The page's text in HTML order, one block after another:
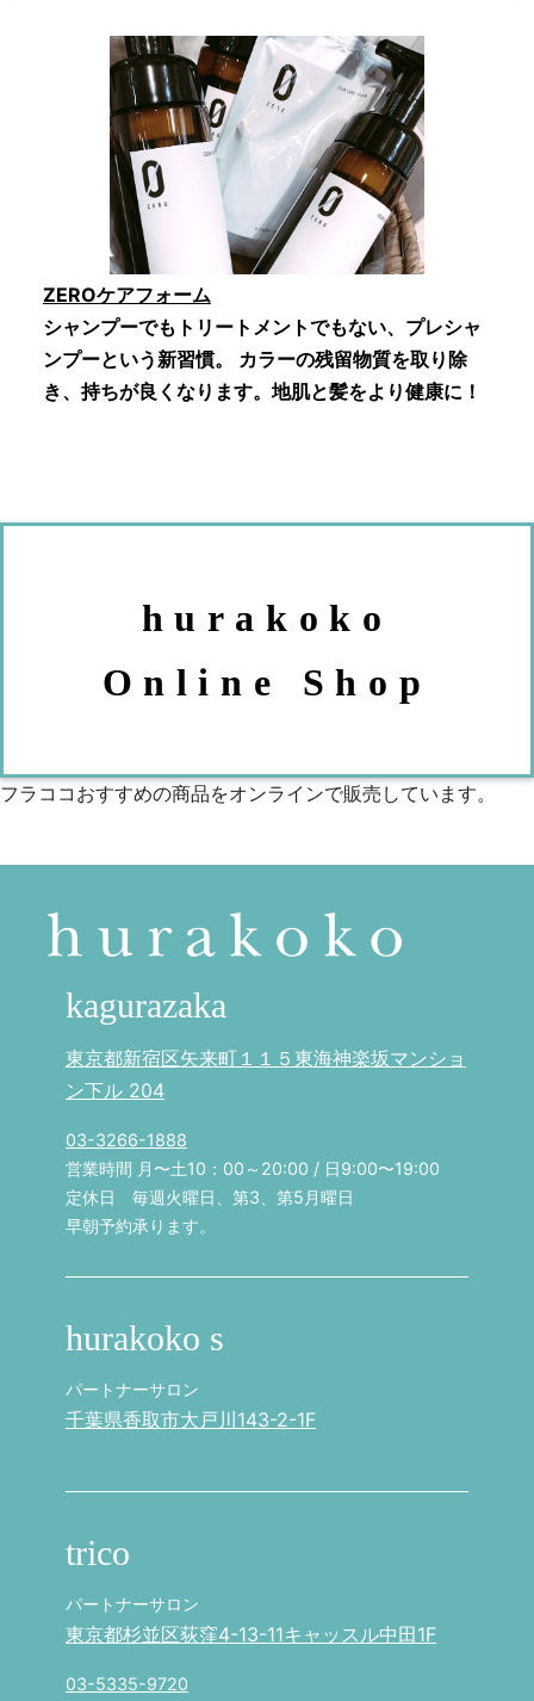
ZEROケアフォーム
シャンプーでもトリートメントでもない、プレシャ
ンプーという新習慣。 カラーの残留物質を取り除
き、持ちが良くなります。地肌と髪をより健康に！
hurakoko
Online Shop
フラココおすすめの商品をオンラインで販売しています。
kagurazaka
東京都新宿区矢来町１１５東海神楽坂マンショ
ン下ル 204
03-3266-1888
営業時間 月〜土10：00～20:00 / 日9:00〜19:00
定休日 毎週火曜日、第3、第5月曜日
早朝予約承ります。
hurakoko s
パートナーサロン
千葉県香取市大戸川143-2-1F
trico
パートナーサロン
東京都杉並区荻窪4-13-11キャッスル中田1F
03-5335-9720